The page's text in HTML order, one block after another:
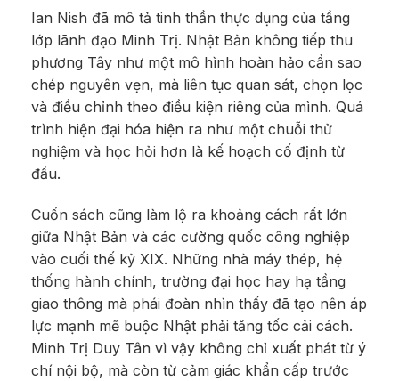
Ian Nish đã mô tả tinh thần thực dụng của tầng
lớp lãnh đạo Minh Trị. Nhật Bản không tiếp thu
phương Tây như một mô hình hoàn hảo cần sao
chép nguyên vẹn, mà liên tục quan sát, chọn lọc
và điều chỉnh theo điều kiện riêng của mình. Quá
trình hiện đại hóa hiện ra như một chuỗi thử
nghiệm và học hỏi hơn là kế hoạch cố định từ
đầu.
Cuốn sách cũng làm lộ ra khoảng cách rất lớn
giữa Nhật Bản và các cường quốc công nghiệp
vào cuối thế kỷ XIX. Những nhà máy thép, hệ
thống hành chính, trường đại học hay hạ tầng
giao thông mà phái đoàn nhìn thấy đã tạo nên áp
lực mạnh mẽ buộc Nhật phải tăng tốc cải cách.
Minh Trị Duy Tân vì vậy không chỉ xuất phát từ ý
chí nội bộ, mà còn từ cảm giác khẩn cấp trước